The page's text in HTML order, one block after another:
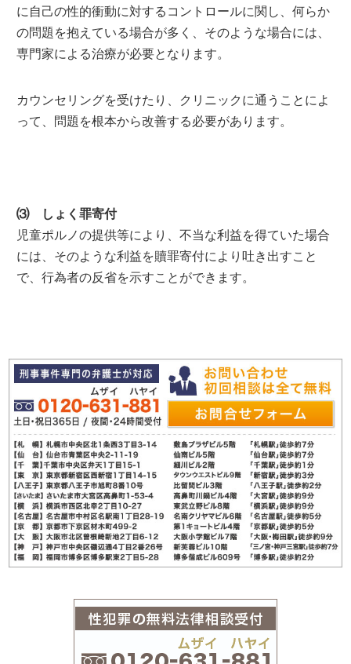
に自己の性的衝動に対するコントロールに関し、何らか
の問題を抱えている場合が多く、そのような場合には、
専門家による治療が必要となります。
カウンセリングを受けたり、クリニックに通うことによ
って、問題を根本から改善する必要があります。
⑶ しょく罪寄付
児童ポルノの提供等により、不当な利益を得ていた場合
には、そのような利益を贖罪寄付により吐き出すこと
で、行為者の反省を示すことができます。